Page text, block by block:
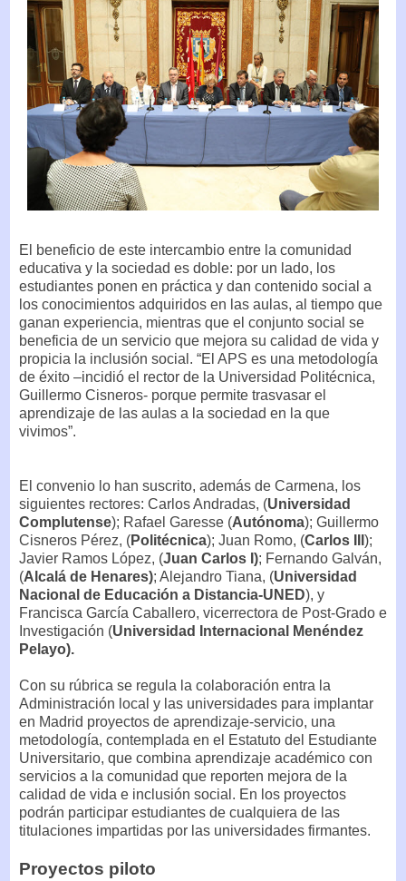
El beneficio de este intercambio entre la comunidad
educativa y la sociedad es doble: por un lado, los
estudiantes ponen en práctica y dan contenido social a
los conocimientos adquiridos en las aulas, al tiempo que
ganan experiencia, mientras que el conjunto social se
beneficia de un servicio que mejora su calidad de vida y
propicia la inclusión social. “El APS es una metodología
de éxito –incidió el rector de la Universidad Politécnica,
Guillermo Cisneros- porque permite trasvasar el
aprendizaje de las aulas a la sociedad en la que
vivimos”.
El convenio lo han suscrito, además de Carmena, los
siguientes rectores: Carlos Andradas, (Universidad
Complutense); Rafael Garesse (Autónoma); Guillermo
Cisneros Pérez, (Politécnica); Juan Romo, (Carlos III );
Javier Ramos López, (Juan Carlos I); Fernando Galván,
(Alcalá de Henares); Alejandro Tiana, (Universidad
Nacional de Educación a Distancia-UNED), y
Francisca García Caballero, vicerrectora de Post-Grado e
Investigación (Universidad Internacional Menéndez
Pelayo).
Con su rúbrica se regula la colaboración entra la
Administración local y las universidades para implantar
en Madrid proyectos de aprendizaje-servicio, una
metodología, contemplada en el Estatuto del Estudiante
Universitario, que combina aprendizaje académico con
servicios a la comunidad que reporten mejora de la
calidad de vida e inclusión social. En los proyectos
podrán participar estudiantes de cualquiera de las
titulaciones impartidas por las universidades firmantes.
Proyectos piloto